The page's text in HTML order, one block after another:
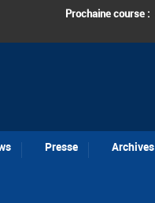
Prochaine course :
Presse Archives